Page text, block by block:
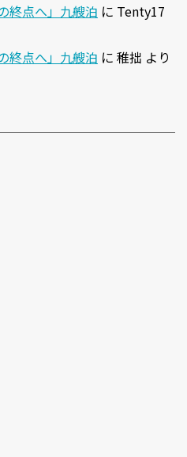
終点へ」九艘泊 に Tenty17
終点へ」九艘泊 に 稚拙 より